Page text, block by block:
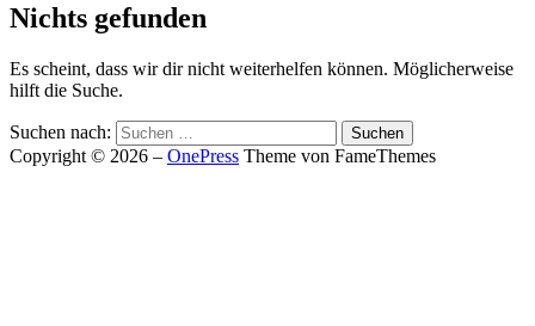
Nichts gefunden
Es scheint, dass wir dir nicht weiterhelfen können. Möglicherweise
hilft die Suche.
Suchen nach:
Copyright © 2026 – OnePress Theme von FameThemes